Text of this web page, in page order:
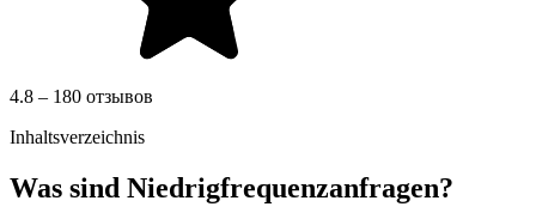
4.8 – 180 отзывов
Inhaltsverzeichnis
Was sind Niedrigfrequenzanfragen?